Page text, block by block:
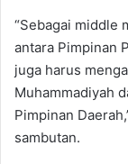
“Sebagai middle
antara Pimpinan
juga harus
Muhammadiyah
Pimpinan
sambutan.